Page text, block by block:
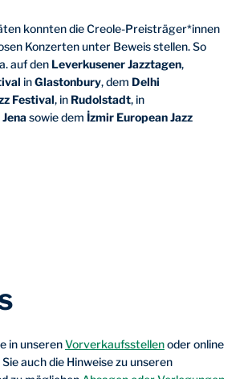
konnten die Creole-Preisträger*innen
Konzerten unter Beweis stellen. So
auf den Leverkusener Jazztagen,
inGlastonbury, dem Delhi
Festival, in Rudolstadt, in
sowie dem İzmir European Jazz
in unserenVorverkaufsstellenoder online
auch die Hinweise zu unseren